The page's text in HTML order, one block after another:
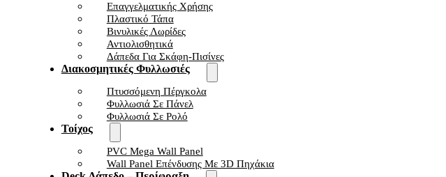
Επαγγελματικής Χρήσης
Πλαστικό Τάπα
Βινυλικές Λωρίδες
Αντιολισθητικά
Δάπεδα Για Σκάφη-Πισίνες
Διακοσμητικές Φυλλωσιές
Πτυσσόμενη Πέργκολα
Φυλλωσιά Σε Πάνελ
Φυλλωσιά Σε Ρολό
Τοίχος
PVC Mega Wall Panel
Wall Panel Επένδυσης Με 3D Πηχάκια